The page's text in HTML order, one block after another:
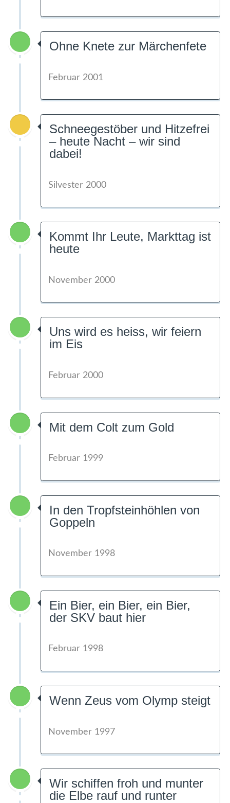
Ohne Knete zur Märchenfete
Februar 2001
Schneegestöber und Hitzefrei
– heute Nacht – wir sind
dabei!
Silvester 2000
Kommt Ihr Leute, Markttag ist
heute
November 2000
Uns wird es heiss, wir feiern
im Eis
Februar 2000
Mit dem Colt zum Gold
Februar 1999
In den Tropfsteinhöhlen von
Goppeln
November 1998
Ein Bier, ein Bier, ein Bier,
der SKV baut hier
Februar 1998
Wenn Zeus vom Olymp steigt
November 1997
Wir schiffen froh und munter
die Elbe rauf und runter